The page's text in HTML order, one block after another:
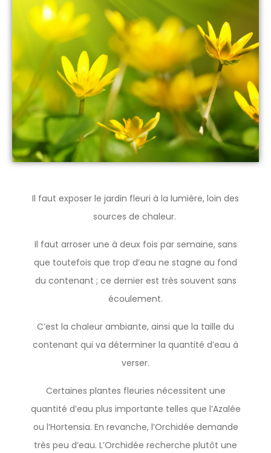
Il faut exposer le jardin fleuri à la lumière, loin des
sources de chaleur.
Il faut arroser une à deux fois par semaine, sans
que toutefois que trop d’eau ne stagne au fond
du contenant ; ce dernier est très souvent sans
écoulement.
C’est la chaleur ambiante, ainsi que la taille du
contenant qui va déterminer la quantité d’eau à
verser.
Certaines plantes fleuries nécessitent une
quantité d’eau plus importante telles que l’Azalée
ou l’Hortensia. En revanche, l’Orchidée demande
très peu d’eau. L’Orchidée recherche plutôt une